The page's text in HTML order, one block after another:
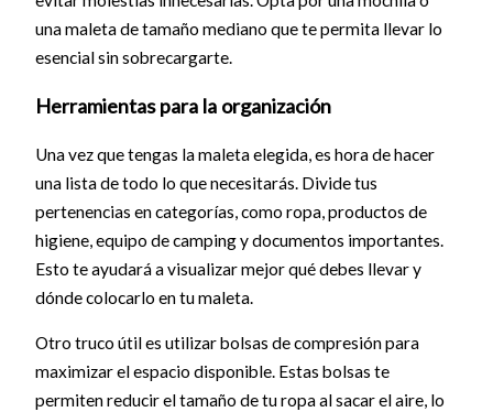
una maleta de tamaño mediano que te permita llevar lo
esencial sin sobrecargarte.
Herramientas para la organización
Una vez que tengas la maleta elegida, es hora de hacer
una lista de todo lo que necesitarás. Divide tus
pertenencias en categorías, como ropa, productos de
higiene, equipo de camping y documentos importantes.
Esto te ayudará a visualizar mejor qué debes llevar y
dónde colocarlo en tu maleta.
Otro truco útil es utilizar bolsas de compresión para
maximizar el espacio disponible. Estas bolsas te
permiten reducir el tamaño de tu ropa al sacar el aire, lo